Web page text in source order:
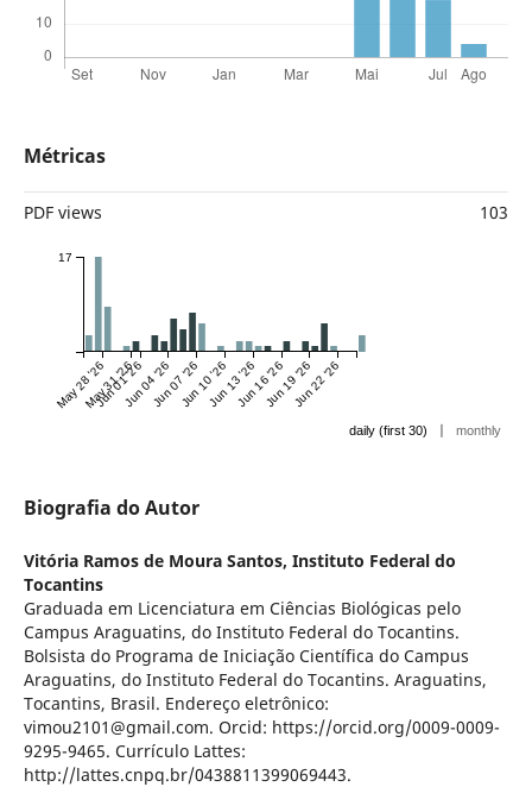
Métricas
PDF views 103
May 28 '26May 31 '26
Jun 01 '26Jun 04 '26Jun 07 '26Jun 10 '26Jun 13 '26Jun 16 '26Jun 19 '26Jun 22 '26
17
daily (first 30) | monthly
Biografia do Autor
Vitória Ramos de Moura Santos, Instituto Federal do
Tocantins
Graduada em Licenciatura em Ciências Biológicas pelo
Campus Araguatins, do Instituto Federal do Tocantins.
Bolsista do Programa de Iniciação Científica do Campus
Araguatins, do Instituto Federal do Tocantins. Araguatins,
Tocantins, Brasil. Endereço eletrônico:
vimou2101@gmail.com. Orcid: https://orcid.org/0009-0009-
9295-9465. Currículo Lattes:
http://lattes.cnpq.br/0438811399069443.